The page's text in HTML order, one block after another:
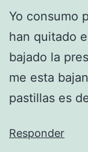
Yo consumo
han quitado
bajado la
me esta
pastillas es
Responder